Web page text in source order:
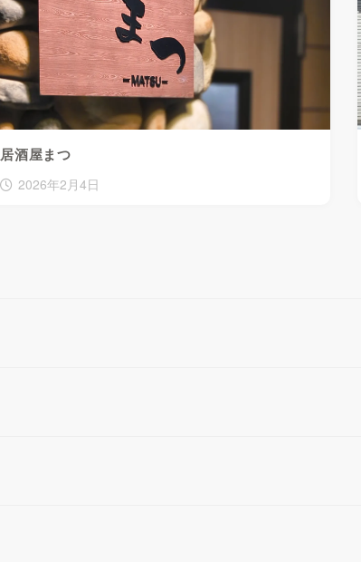
居酒屋まつ
2026年2月4日